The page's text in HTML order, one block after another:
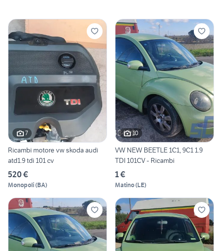
7
Ricambi motore vw skoda audi
atd1.9 tdi 101 cv
520 €
Monopoli(BA)
10
VW NEW BEETLE 1C1, 9C1 1.9
TDI 101CV - Ricambi
1 €
Matino(LE)